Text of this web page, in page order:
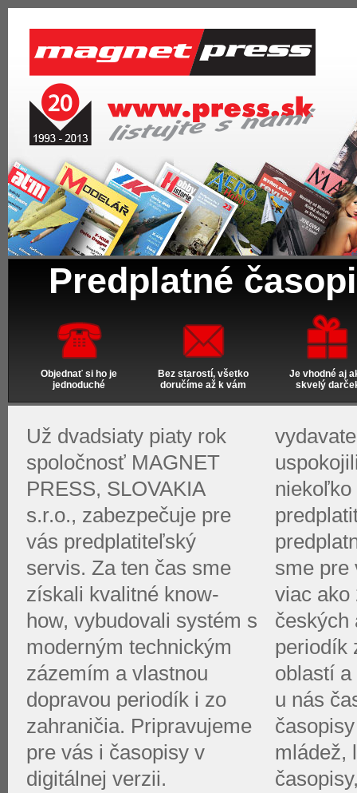
Predplatné
Objednať si ho je
jednoduché
Bez starostí, všetko
doručíme až k vám
Je vhodné aj
skvelý
Už dvadsiaty piaty rok
spoločnosť MAGNET
PRESS, SLOVAKIA
s.r.o., zabezpečuje pre
vás predplatiteľský
servis. Za ten čas sme
získali kvalitné know-
how, vybudovali systém s
moderným technickým
zázemím a vlastnou
dopravou periodík i zo
zahraničia. Pripravujeme
pre vás i časopisy v
digitálnej verzii.
sme pre
viac ako
českých
periodík
oblastí a
u nás
mládež,